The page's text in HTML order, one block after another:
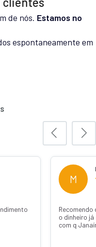
de nós. Estamos no
espontaneamente em
MURILO
Recomendo de
o dinheiro já
com q Janaína